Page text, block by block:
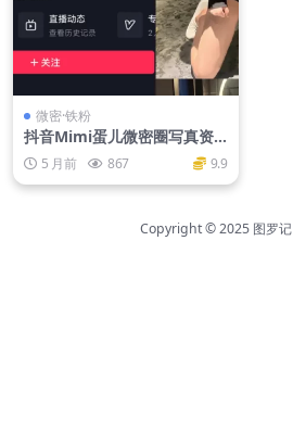
微密·铁粉
抖音Mimi蛋儿微密圈写真资
源 5 月前 867 9.9
Copyright © 2025 图罗记